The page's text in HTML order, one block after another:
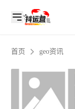
首页 geo资讯